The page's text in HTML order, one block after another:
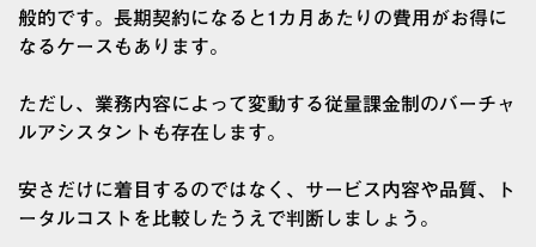
般的です。長期契約になると1カ月あたりの費用がお得に
なるケースもあります。
ただし、業務内容によって変動する従量課金制のバーチャ
ルアシスタントも存在します。
安さだけに着目するのではなく、サービス内容や品質、ト
ータルコストを比較したうえで判断しましょう。